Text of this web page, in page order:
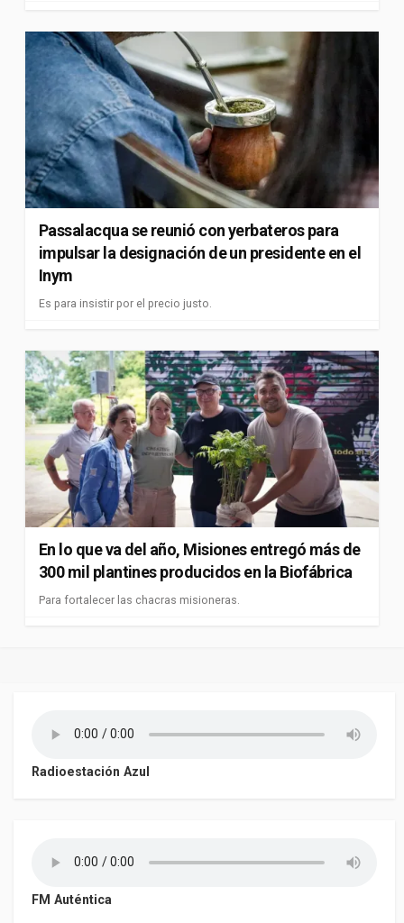
Passalacqua se reunió con yerbateros para
impulsar la designación de un presidente en el
Inym
Es para insistir por el precio justo.
En lo que va del año, Misiones entregó más de
300 mil plantines producidos en la Biofábrica
Para fortalecer las chacras misioneras.
Radioestación Azul
FM Auténtica